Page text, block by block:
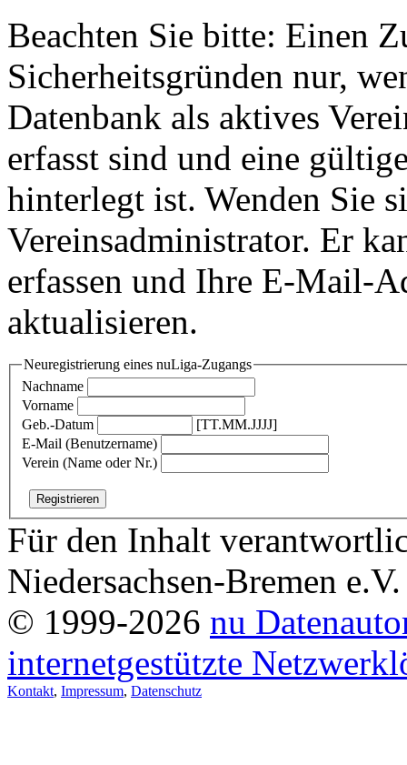
Beachten Sie bitte: Einen
Sicherheitsgründen nur,
Datenbank als aktives
erfasst sind und eine
hinterlegt ist. Wenden Sie
Vereinsadministrator. Er
erfassen und Ihre E-Mail-
aktualisieren.
Neuregistrierung eines nuLiga-Zugangs
Nachname
Vorname
Geb.-Datum
[TT.MM.JJJJ]
E-Mail (Benutzername)
Verein (Name oder Nr.)
Für den Inhalt
Niedersachsen-Bremen e.V.
© 1999-2026 nu
internetgestützte
Kontakt, Impressum, Datenschutz